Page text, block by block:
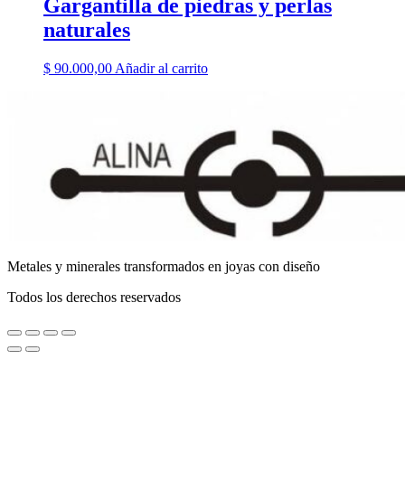
Gargantilla de piedras y perlas
naturales
$ 90.000,00 Añadir al carrito
Metales y minerales transformados en joyas con diseño
Todos los derechos reservados